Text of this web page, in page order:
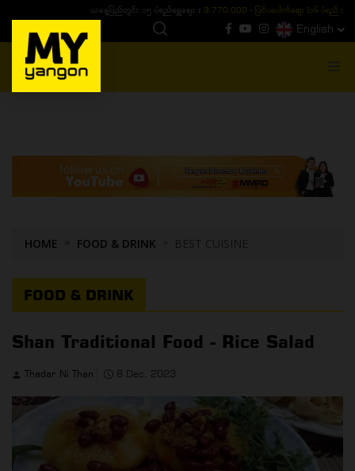
ယနေ့ပြည်တွင်း ၁၅ ပဲရည်ရွှေဈေး :3,770,000 - ပြင်ပပေါက်စျေး (၁၆ ပဲရည် တစ်ကျပ်
English
MENU
HOME FOOD & DRINK BEST CUISINE
FOOD & DRINK
Shan Traditional Food - Rice Salad
Thadar Ni Than 8 Dec, 2023